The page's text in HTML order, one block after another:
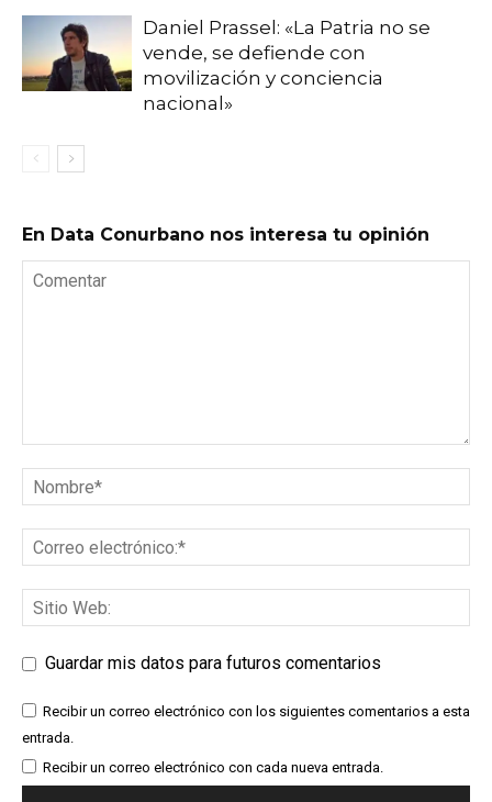
Daniel Prassel: «La Patria no se
vende, se defiende con
movilización y conciencia
nacional»
En Data Conurbano nos interesa tu opinión
Guardar mis datos para futuros comentarios
Recibir un correo electrónico con los siguientes comentarios a esta
entrada.
Recibir un correo electrónico con cada nueva entrada.